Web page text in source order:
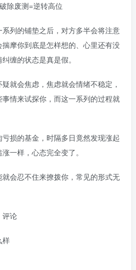
废测=逆转高位
列的铺垫之后，对方多半会将注意
摩你到底是怎样想的、心里还有没
缠的状态是真是假。
会焦虑，焦虑就会情绪不稳定，
情来试探你，而这一系列的过程就
损的基金，时隔多日竟然发现涨起
一样，心态完全变了。
会忍不住来撩拨你，常见的形式无
论